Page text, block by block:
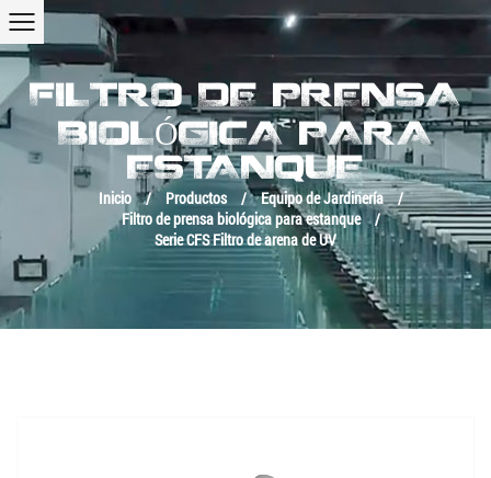
FILTRO DE PRENSA
BIOLÓGICA PARA
ESTANQUE
Inicio / Productos / Equipo de Jardinería /
Filtro de prensa biológica para estanque
/
Serie CFS Filtro de arena de UV